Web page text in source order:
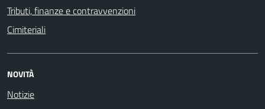
Tributi, finanze e contravvenzioni
Cimiteriali
NOVITÀ
Notizie